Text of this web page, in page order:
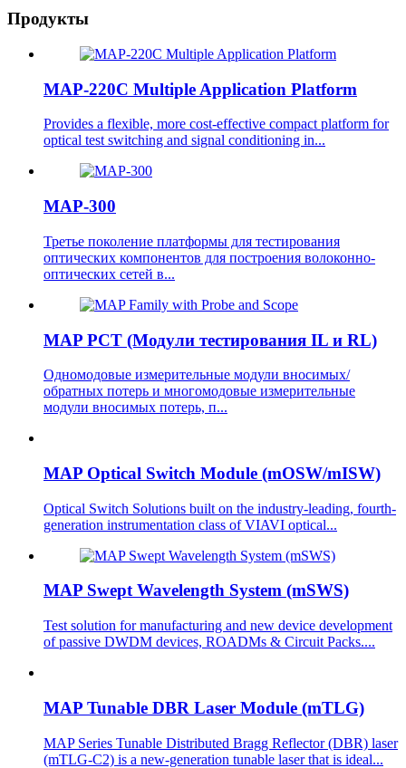
Продукты
MAP-220C Multiple Application Platform
Provides a flexible, more cost-effective compact platform for
optical test switching and signal conditioning in...
MAP-300
Третье поколение платформы для тестирования
оптических компонентов для построения волоконно-
оптических сетей в...
MAP PCT (Модули тестирования IL и RL)
Одномодовые измерительные модули вносимых/
обратных потерь и многомодовые измерительные
модули вносимых потерь, п...
MAP Optical Switch Module (mOSW/mISW)
Optical Switch Solutions built on the industry-leading, fourth-
generation instrumentation class of VIAVI optical...
MAP Swept Wavelength System (mSWS)
Test solution for manufacturing and new device development
of passive DWDM devices, ROADMs & Circuit Packs....
MAP Tunable DBR Laser Module (mTLG)
MAP Series Tunable Distributed Bragg Reflector (DBR) laser
(mTLG-C2) is a new-generation tunable laser that is ideal...